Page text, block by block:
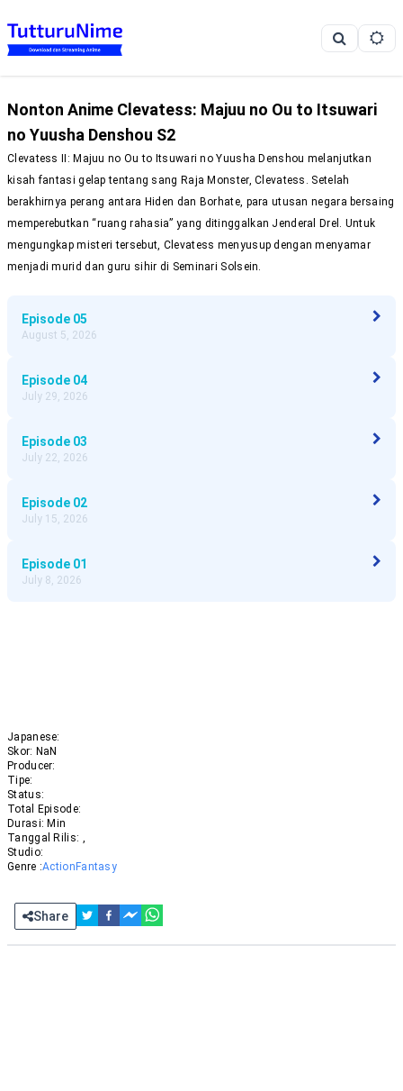
Japanese:
Skor: NaN
Producer:
Tipe:
Status:
Total Episode:
Durasi: Min
Tanggal Rilis: ,
Studio:
Genre :Action Fantasy
Nonton Anime Clevatess: Majuu no Ou to Itsuwari
no Yuusha Denshou S2
Clevatess II: Majuu no Ou to Itsuwari no Yuusha Denshou melanjutkan
kisah fantasi gelap tentang sang Raja Monster, Clevatess. Setelah
berakhirnya perang antara Hiden dan Borhate, para utusan negara bersaing
memperebutkan “ruang rahasia” yang ditinggalkan Jenderal Drel. Untuk
mengungkap misteri tersebut, Clevatess menyusup dengan menyamar
menjadi murid dan guru sihir di Seminari Solsein.
Episode 05
August 5, 2026
Episode 04
July 29, 2026
Episode 03
July 22, 2026
Episode 02
July 15, 2026
Episode 01
July 8, 2026
Share